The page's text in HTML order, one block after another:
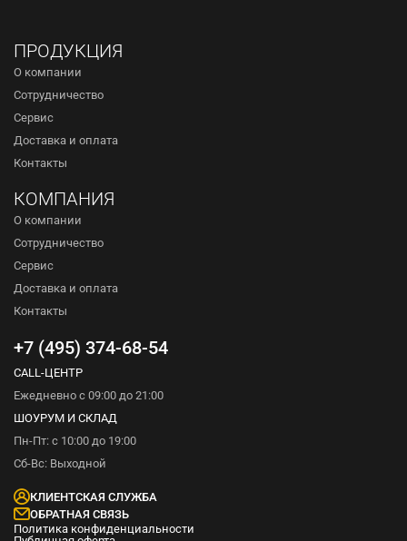
ПРОДУКЦИЯ
О компании
Сотрудничество
Сервис
Доставка и оплата
Контакты
КОМПАНИЯ
О компании
Сотрудничество
Сервис
Доставка и оплата
Контакты
+7 (495) 374-68-54
CALL-ЦЕНТР
Ежедневно с 09:00 до 21:00
ШОУРУМ И СКЛАД
Пн-Пт: с 10:00 до 19:00
Сб-Вс: Выходной
КЛИЕНТСКАЯ СЛУЖБА
ОБРАТНАЯ СВЯЗЬ
Политика конфиденциальности